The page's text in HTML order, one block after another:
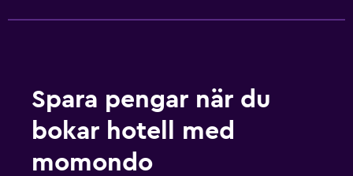
Spara pengar när du
bokar hotell med
momondo